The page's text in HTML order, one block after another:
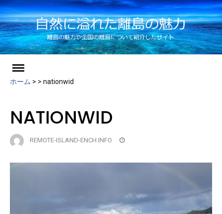
ホーム > > nationwid
NATIONWID
REMOTE-ISLAND-ENCH.INFO